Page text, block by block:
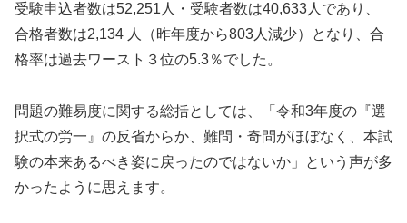
受験申込者数は52,251人・受験者数は40,633人であり、
合格者数は2,134 人（昨年度から803人減少）となり、合
格率は過去ワースト３位の5.3％でした。
問題の難易度に関する総括としては、「令和3年度の『選
択式の労一』の反省からか、難問・奇問がほぼなく、本試
験の本来あるべき姿に戻ったのではないか」という声が多
かったように思えます。